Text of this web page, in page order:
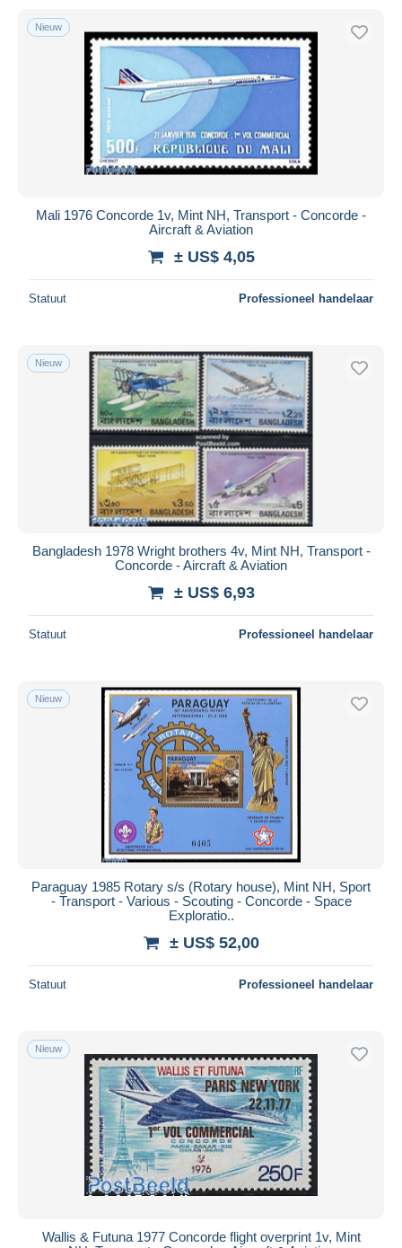
Nieuw
Mali 1976 Concorde 1v, Mint NH, Transport - Concorde -
Aircraft & Aviation
± US$ 4,05
Statuut Professioneel handelaar
Nieuw
Bangladesh 1978 Wright brothers 4v, Mint NH, Transport -
Concorde - Aircraft & Aviation
± US$ 6,93
Statuut Professioneel handelaar
Nieuw
Paraguay 1985 Rotary s/s (Rotary house), Mint NH, Sport
- Transport - Various - Scouting - Concorde - Space
Exploratio..
± US$ 52,00
Statuut Professioneel handelaar
Nieuw
Wallis & Futuna 1977 Concorde flight overprint 1v, Mint